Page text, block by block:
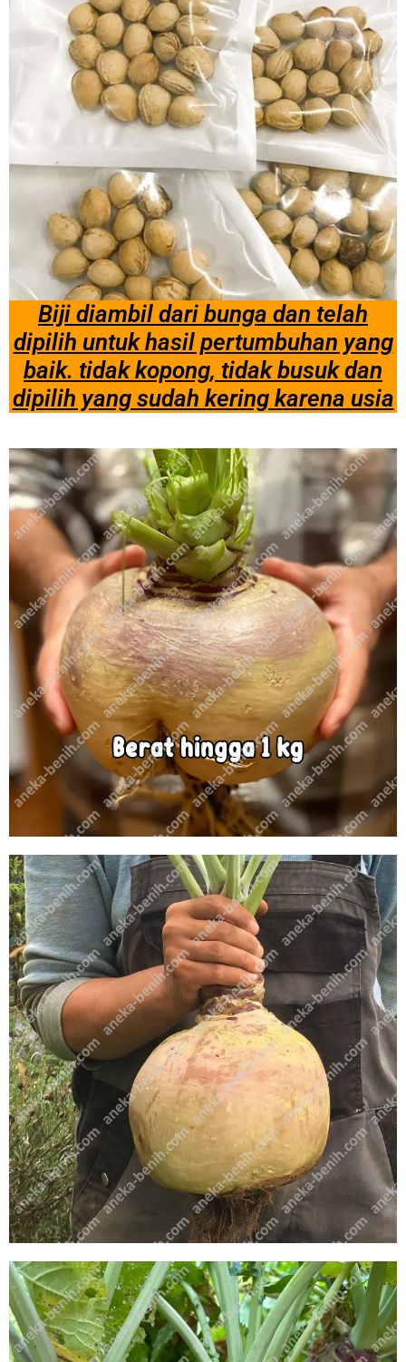
Biji diambil dari bunga dan telah
dipilih untuk hasil pertumbuhan yang
baik. tidak kopong, tidak busuk dan
dipilih yang sudah kering karena usia